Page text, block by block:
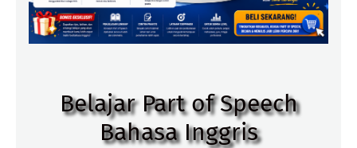
Belajar Part of Speech
Bahasa Inggris